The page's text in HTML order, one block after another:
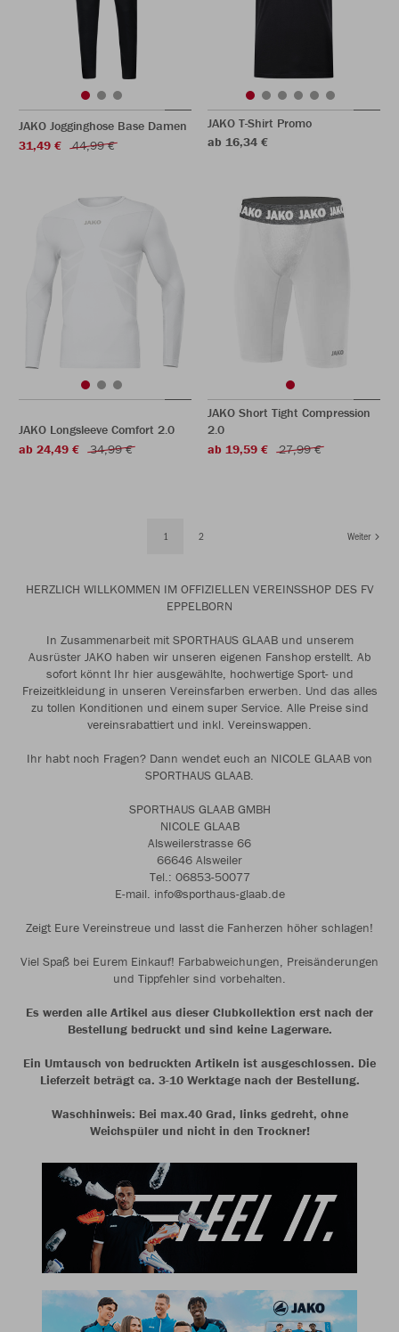
JAKO Jogginghose Base Damen
31,49 €
44,99 €
JAKO T-Shirt Promo
ab 16,34 €
JAKO Longsleeve Comfort 2.0
ab 24,49 €
34,99 €
JAKO Short Tight Compression
2.0
ab 19,59 €
27,99 €
1 2 Weiter
HERZLICH WILLKOMMEN IM OFFIZIELLEN VEREINSSHOP DES FV
EPPELBORN
In Zusammenarbeit mit SPORTHAUS GLAAB und unserem
Ausrüster JAKO haben wir unseren eigenen Fanshop erstellt. Ab
sofort könnt Ihr hier ausgewählte, hochwertige Sport- und
Freizeitkleidung in unseren Vereinsfarben erwerben. Und das alles
zu tollen Konditionen und einem super Service. Alle Preise sind
vereinsrabattiert und inkl. Vereinswappen.
Ihr habt noch Fragen? Dann wendet euch an NICOLE GLAAB von
SPORTHAUS GLAAB.
SPORTHAUS GLAAB GMBH
NICOLE GLAAB
Alsweilerstrasse 66
66646 Alsweiler
Tel.: 06853-50077
E-mail. info@sporthaus-glaab.de
Zeigt Eure Vereinstreue und lasst die Fanherzen höher schlagen!
Viel Spaß bei Eurem Einkauf! Farbabweichungen, Preisänderungen
und Tippfehler sind vorbehalten.
Es werden alle Artikel aus dieser Clubkollektion erst nach der
Bestellung bedruckt und sind keine Lagerware.
Ein Umtausch von bedruckten Artikeln ist ausgeschlossen. Die
Lieferzeit beträgt ca. 3-10 Werktage nach der Bestellung.
Waschhinweis: Bei max.40 Grad, links gedreht, ohne
Weichspüler und nicht in den Trockner!